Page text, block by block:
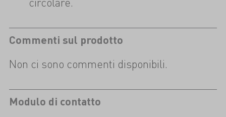
Commenti sul prodotto
Non ci sono commenti disponibili.
Modulo di contatto